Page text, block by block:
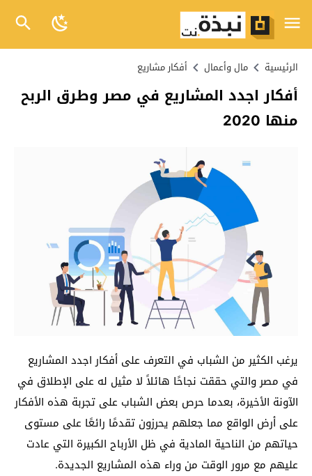
الرئيسية مال وأعمال أفكار مشاريع
أفكار اجدد المشاريع في مصر وطرق الربح
منها 2020
يرغب الكثير من الشباب في التعرف على أفكار اجدد المشاريع
في مصر والتي حققت نجاحًا هائلاً لا مثيل له على الإطلاق في
الآونة الأخيرة، بعدما حرص بعض الشباب على تجربة هذه الأفكار
على أرض الواقع مما جعلهم يحرزون تقدمًا رائعًا على مستوى
حياتهم من الناحية المادية في ظل الأرباح الكبيرة التي عادت
عليهم مع مرور الوقت من وراء هذه المشاريع الجديدة.